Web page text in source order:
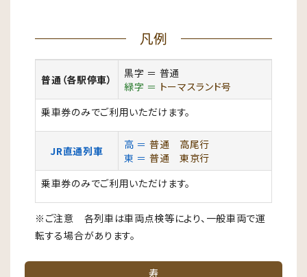
凡例
普通（各駅停車）
黒字 ＝ 普通
緑字 ＝ トーマスランド号
乗車券のみでご利用いただけます。
JR直通列車 高 ＝ 普通 高尾行
東 ＝ 普通 東京行
乗車券のみでご利用いただけます。
※ご注意 各列車は車両点検等により、一般車両で運
転する場合があります。
寿